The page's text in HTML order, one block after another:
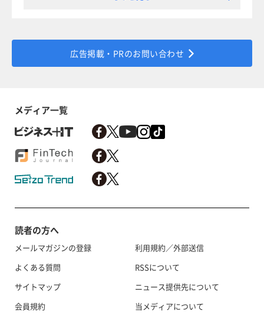
広告掲載・PRのお問い合わせ
メディア一覧
読者の方へ
メールマガジンの登録
よくある質問
サイトマップ
会員規約
利用規約／外部送信
RSSについて
ニュース提供先について
当メディアについて